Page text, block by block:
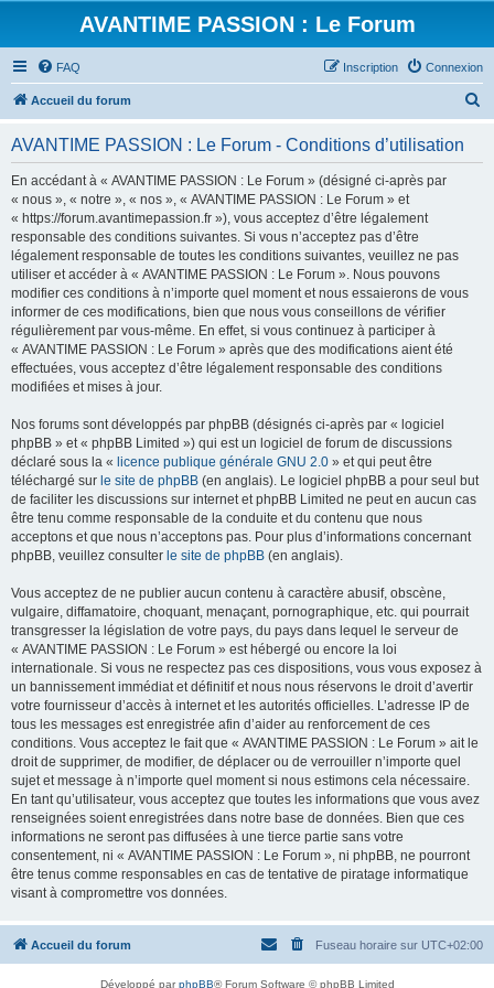
AVANTIME PASSION : Le Forum
FAQ Connexion
Inscription
Accueil du forum
AVANTIME PASSION : Le Forum - Conditions d’utilisation
En accédant à « AVANTIME PASSION : Le Forum » (désigné ci-après par
« nous », « notre », « nos », « AVANTIME PASSION : Le Forum » et
« https://forum.avantimepassion.fr »), vous acceptez d’être légalement
responsable des conditions suivantes. Si vous n’acceptez pas d’être
légalement responsable de toutes les conditions suivantes, veuillez ne pas
utiliser et accéder à « AVANTIME PASSION : Le Forum ». Nous pouvons
modifier ces conditions à n’importe quel moment et nous essaierons de vous
informer de ces modifications, bien que nous vous conseillons de vérifier
régulièrement par vous-même. En effet, si vous continuez à participer à
« AVANTIME PASSION : Le Forum » après que des modifications aient été
effectuées, vous acceptez d’être légalement responsable des conditions
modifiées et mises à jour.
Nos forums sont développés par phpBB (désignés ci-après par « logiciel
phpBB » et « phpBB Limited ») qui est un logiciel de forum de discussions
déclaré sous la « licence publique générale GNU 2.0 » et qui peut être
téléchargé sur le site de phpBB (en anglais). Le logiciel phpBB a pour seul but
de faciliter les discussions sur internet et phpBB Limited ne peut en aucun cas
être tenu comme responsable de la conduite et du contenu que nous
acceptons et que nous n’acceptons pas. Pour plus d’informations concernant
phpBB, veuillez consulter le site de phpBB (en anglais).
Vous acceptez de ne publier aucun contenu à caractère abusif, obscène,
vulgaire, diffamatoire, choquant, menaçant, pornographique, etc. qui pourrait
transgresser la législation de votre pays, du pays dans lequel le serveur de
« AVANTIME PASSION : Le Forum » est hébergé ou encore la loi
internationale. Si vous ne respectez pas ces dispositions, vous vous exposez à
un bannissement immédiat et définitif et nous nous réservons le droit d’avertir
votre fournisseur d’accès à internet et les autorités officielles. L’adresse IP de
tous les messages est enregistrée afin d’aider au renforcement de ces
conditions. Vous acceptez le fait que « AVANTIME PASSION : Le Forum » ait le
droit de supprimer, de modifier, de déplacer ou de verrouiller n’importe quel
sujet et message à n’importe quel moment si nous estimons cela nécessaire.
En tant qu’utilisateur, vous acceptez que toutes les informations que vous avez
renseignées soient enregistrées dans notre base de données. Bien que ces
informations ne seront pas diffusées à une tierce partie sans votre
consentement, ni « AVANTIME PASSION : Le Forum », ni phpBB, ne pourront
être tenus comme responsables en cas de tentative de piratage informatique
visant à compromettre vos données.
Accueil du forum Fuseau horaire sur UTC+02:00
Développé parphpBB® Forum Software © phpBB Limited